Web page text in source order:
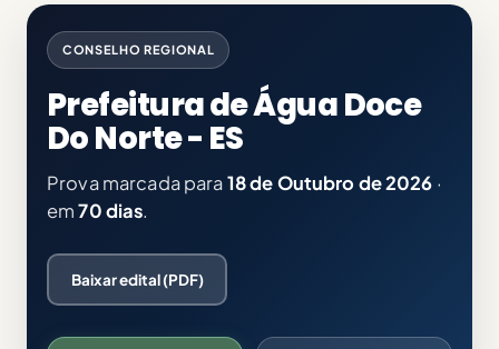
CONSELHO REGIONAL
Prefeitura de Água Doce
Do Norte - ES
Prova marcada para18 de Outubro de 2026 ·
em70 dias.
Baixar edital (PDF)